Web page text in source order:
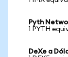
Pyth
1 PYTH
DeXe a